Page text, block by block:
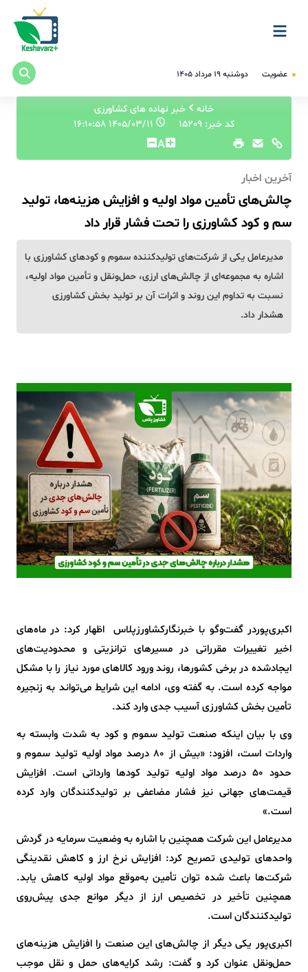
عضویت دوشنبه ۱۹ مرداد ۱۴۰۵
خانه
خبر نهاده های کشاورزی
کد خبر: 15209
A
آخرین اخبار
چالش‌های تأمین مواد اولیه و افزایش هزینه‌ها، تولید
سم و کود کشاورزی را تحت فشار قرار داد
مدیرعامل یکی از شرکت‌های تولیدکننده سموم و کودهای کشاورزی با
اشاره به مجموعه‌ای از چالش‌های ارزی، حمل‌ونقل و تأمین مواد اولیه،
نسبت به تداوم این روند و اثرات آن بر تولید بخش کشاورزی
هشدار داد.
اکبری‌پوردر گفت‌وگو با خبرنگارکشاورزپلاس اظهار کرد: در ماه‌های
اخیر تغییرات مقرراتی در مسیرهای ترانزیتی و محدودیت‌های
ایجادشده در برخی کشورها، روند ورود کالاهای مورد نیاز را با مشکل
مواجه کرده است. به گفته وی، ادامه این شرایط می‌تواند به زنجیره
تأمین بخش کشاورزی آسیب جدی وارد کند.
وی با بیان اینکه صنعت تولید سموم و کود به شدت وابسته به
واردات است، افزود: «بیش از ۸۰ درصد مواد اولیه تولید سموم و
حدود ۵۰ درصد مواد اولیه تولید کودها وارداتی است. افزایش
قیمت‌های جهانی نیز فشار مضاعفی بر تولیدکنندگان وارد کرده
است.»
مدیرعامل این شرکت همچنین با اشاره به وضعیت سرمایه در گردش
واحدهای تولیدی تصریح کرد: افزایش نرخ ارز و کاهش نقدینگی
شرکت‌ها باعث شده توان تأمین به‌موقع مواد اولیه کاهش یابد.
همچنین تأخیر در تخصیص ارز از دیگر موانع جدی پیش‌روی
تولیدکنندگان است.
اکبری‌پور یکی دیگر از چالش‌های این صنعت را افزایش هزینه‌های
حمل‌ونقل عنوان کرد و گفت: رشد کرایه‌های حمل و نقل موجب